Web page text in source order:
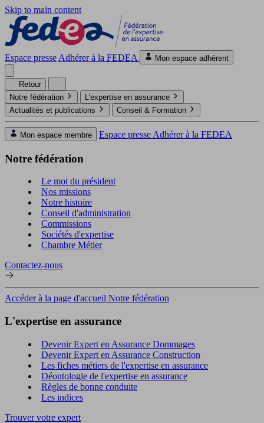
Skip to main content
Espace presse Adhérer à la FEDEA Mon espace adhérent
Retour
Notre fédération
L'expertise en assurance
Actualités et publications
Conseil & Formation
Mon espace membre Espace presse Adhérer à la FEDEA
Notre fédération
Le mot du président
Nos missions
Notre histoire
Conseil d'administration
Commissions
Sociétés d'expertise
Chambre Métier
Contactez-nous
Accéder à la page d'accueil Notre fédération
L'expertise en assurance
Devenir Expert en Assurance Dommages
Devenir Expert en Assurance Construction
Les fiches métiers de l'expertise en assurance
Déontologie de l'expertise en assurance
Règles de bonne conduite
Les indices
Trouver votre expert